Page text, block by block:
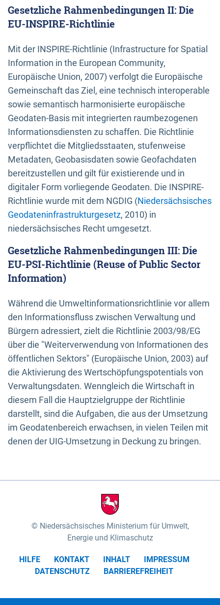
Gesetzliche Rahmenbedingungen II: Die
EU-INSPIRE-Richtlinie
Mit der INSPIRE-Richtlinie (Infrastructure for Spatial
Information in the European Community,
Europäische Union, 2007) verfolgt die Europäische
Gemeinschaft das Ziel, eine technisch interoperable
sowie semantisch harmonisierte europäische
Geodaten-Basis mit integrierten raumbezogenen
Informationsdiensten zu schaffen. Die Richtlinie
verpflichtet die Mitgliedsstaaten, stufenweise
Metadaten, Geobasisdaten sowie Geofachdaten
bereitzustellen und gilt für existierende und in
digitaler Form vorliegende Geodaten. Die INSPIRE-
Richtlinie wurde mit dem NGDIG (Niedersächsisches
Geodateninfrastrukturgesetz, 2010) in
niedersächsisches Recht umgesetzt.
Gesetzliche Rahmenbedingungen III: Die
EU-PSI-Richtlinie (Reuse of Public Sector
Information)
Während die Umweltinformationsrichtlinie vor allem
den Informationsfluss zwischen Verwaltung und
Bürgern adressiert, zielt die Richtlinie 2003/98/EG
über die "Weiterverwendung von Informationen des
öffentlichen Sektors" (Europäische Union, 2003) auf
die Aktivierung des Wertschöpfungspotentials von
Verwaltungsdaten. Wenngleich die Wirtschaft in
diesem Fall die Hauptzielgruppe der Richtlinie
darstellt, sind die Aufgaben, die aus der Umsetzung
im Geodatenbereich erwachsen, in vielen Teilen mit
denen der UIG-Umsetzung in Deckung zu bringen.
Niedersächsisches Ministerium für Umwelt,
Energie und Klimaschutz
HILFE KONTAKT INHALT
IMPRESSUM
DATENSCHUTZ
BARRIEREFREIHEIT